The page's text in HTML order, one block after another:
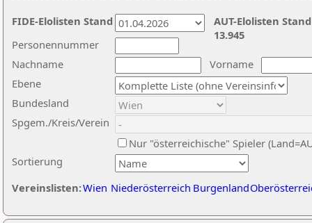
Nachname
Vorname
Ebene
Sortierung
Personennummer
Bundesland
Spgem./Kreis/Verein
Nur "österreichische" Spieler
Vereinslisten:Wien Niederösterreich Burgenland
AUT-Elolisten
13.945
FIDE-Elolisten Stand